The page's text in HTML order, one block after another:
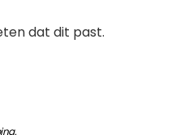
dat dit past.
.